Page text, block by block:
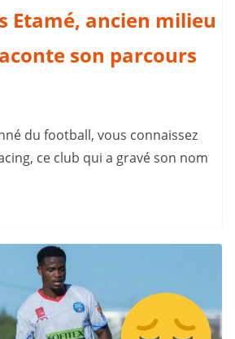
Etamé, ancien milieu
son parcours
du football, vous connaissez
ce club qui a gravé son nom